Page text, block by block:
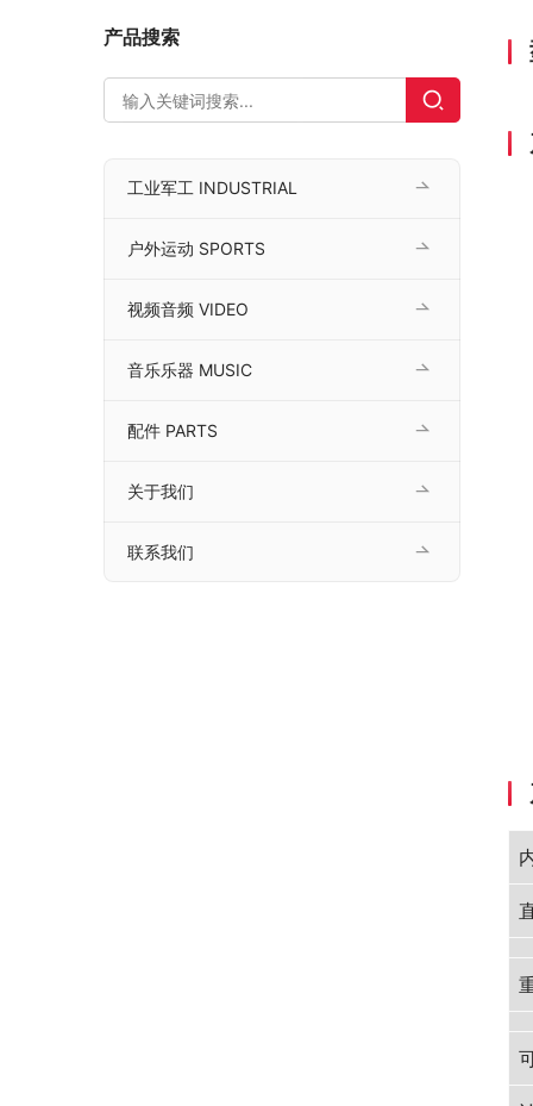
产品搜索
工业军工 INDUSTRIAL
户外运动 SPORTS
视频音频 VIDEO
音乐乐器 MUSIC
配件 PARTS
关于我们
联系我们